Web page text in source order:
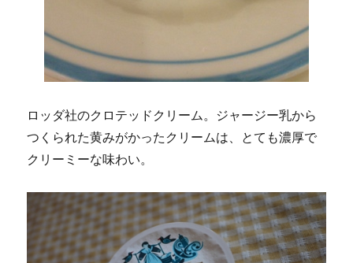
ロッダ社のクロテッドクリーム。ジャージー乳から
つくられた黄みがかったクリームは、とても濃厚で
クリーミーな味わい。